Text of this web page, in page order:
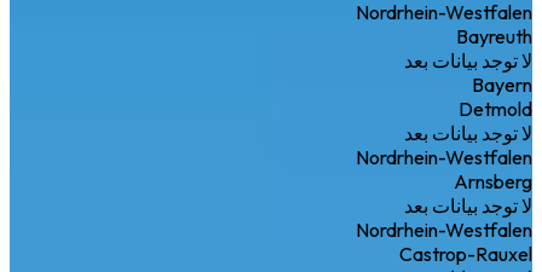
Nordrhein-Westfalen
Bayreuth
لا توجد بيانات بعد
Bayern
Detmold
لا توجد بيانات بعد
Nordrhein-Westfalen
Arnsberg
لا توجد بيانات بعد
Nordrhein-Westfalen
Castrop-Rauxel